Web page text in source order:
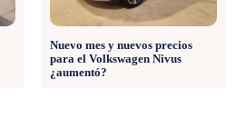
Nuevo mes y nuevos precios
para el Volkswagen Nivus
¿aumentó?